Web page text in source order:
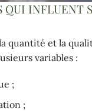
QUI INFLUENT
quantité et la
variables :
;
;